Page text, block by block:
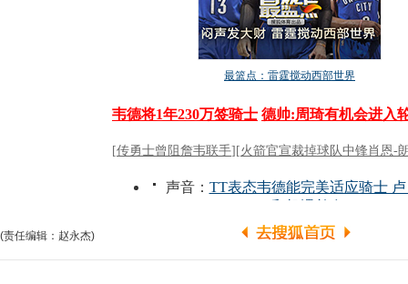
(责任编辑：赵永杰)